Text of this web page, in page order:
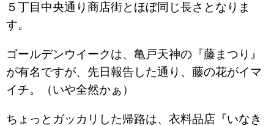
５丁目中央通り商店街とほぼ同じ長さとなりま
す。
ゴールデンウイークは、亀戸天神の『藤まつり』
が有名ですが、先日報告した通り、藤の花がイマ
イチ。（いや全然かぁ）
ちょっとガッカリした帰路は、衣料品店『いなき